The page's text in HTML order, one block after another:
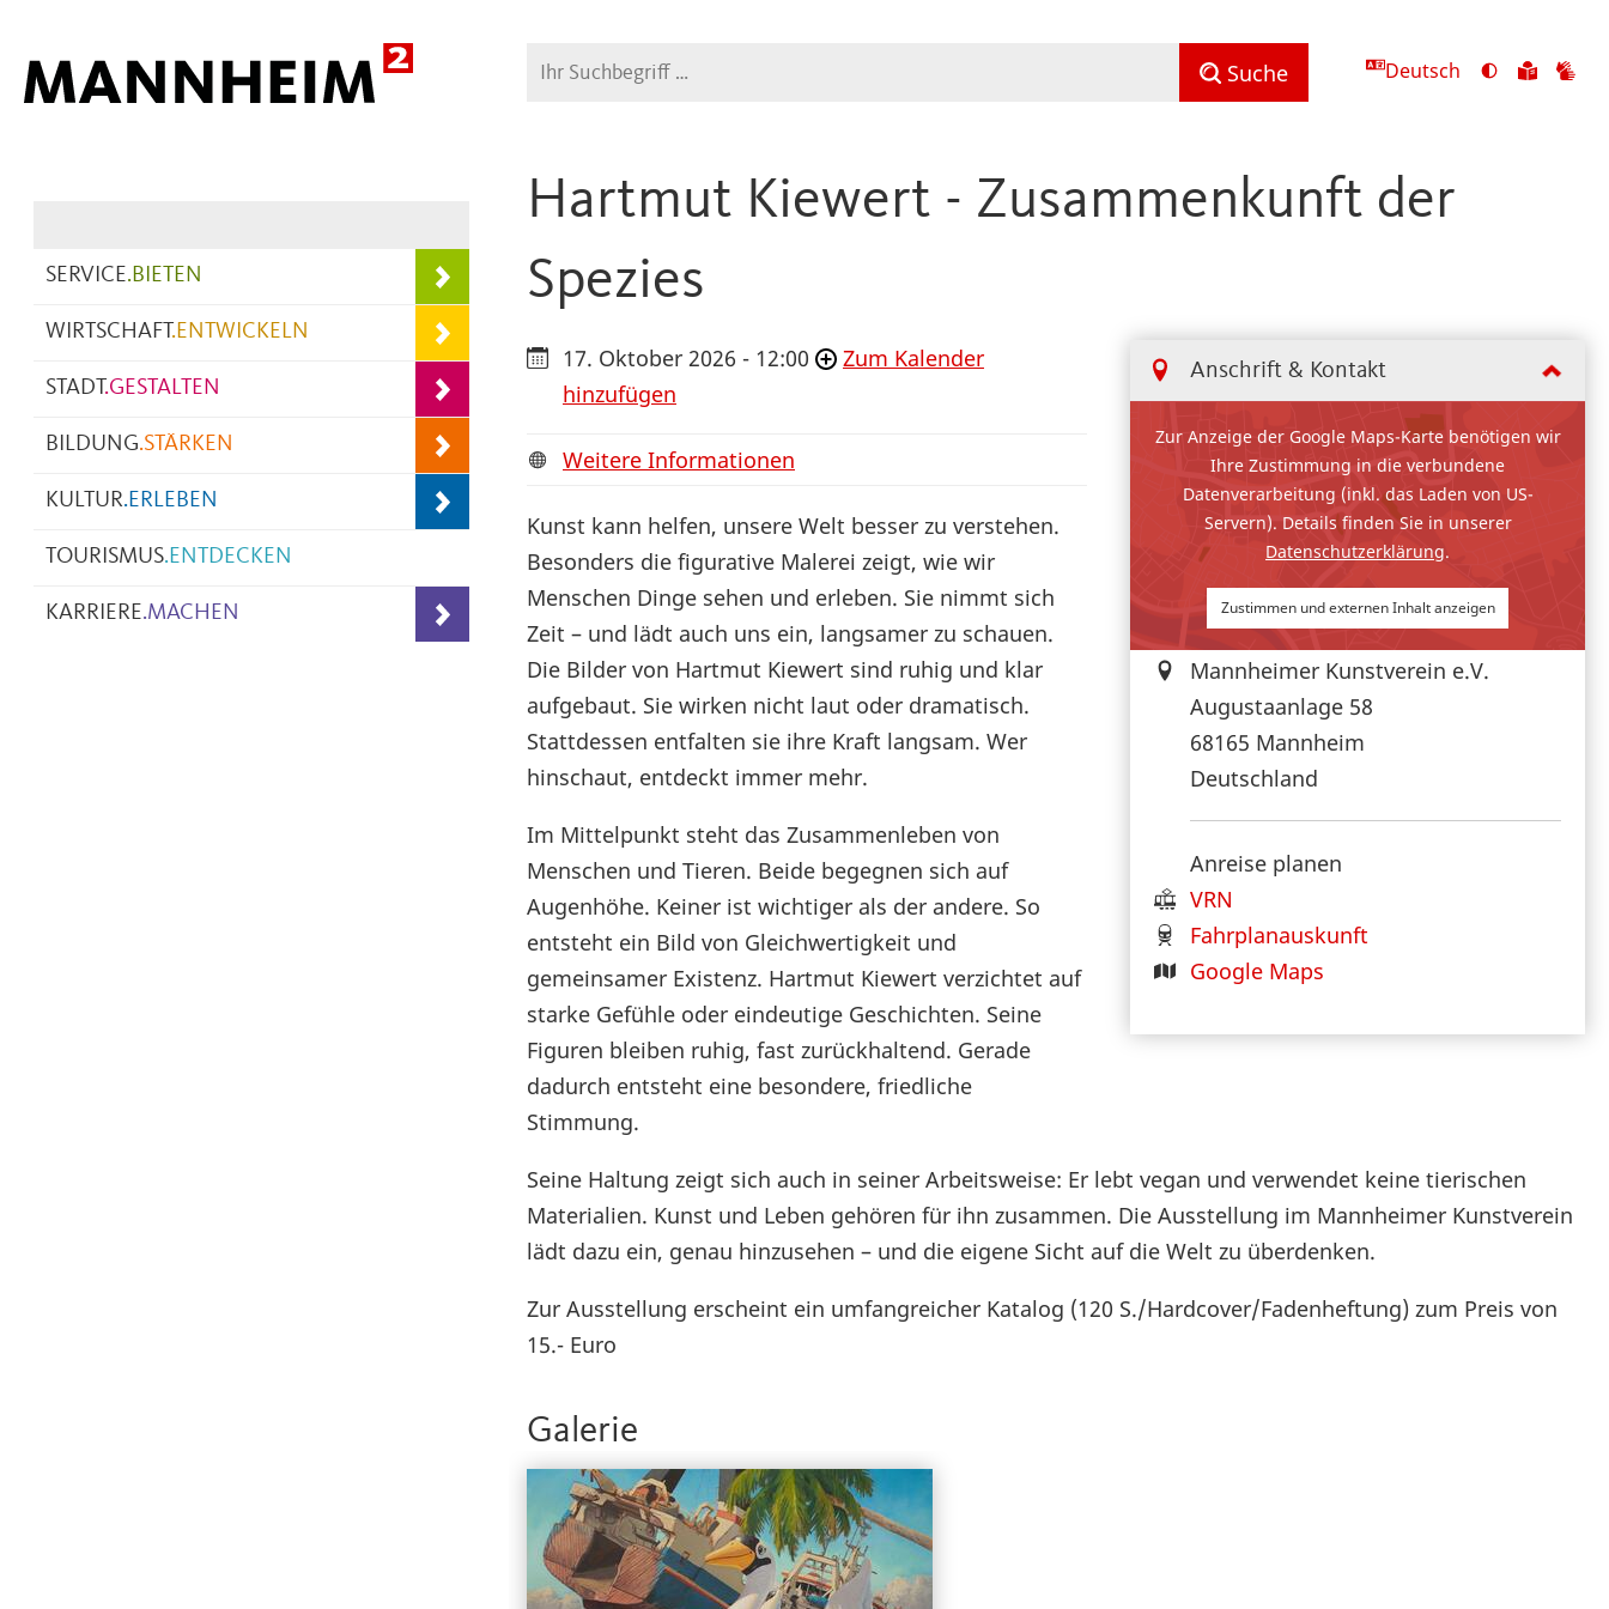
Suche Suche Deutsch
Ansicht
Zu
SERVICE.BIETEN
WIRTSCHAFT.ENTWICKELN
STADT.GESTALTEN
BILDUNG.STÄRKEN
KULTUR.ERLEBEN
TOURISMUS.ENTDECKEN
KARRIERE.MACHEN
Hartmut Kiewert - Zusammenkunft der
Spezies
Anschrift & Kontakt
Zur Anzeige der Google Maps-Karte benötigen wir
Ihre Zustimmung in die verbundene
Datenverarbeitung (inkl. das Laden von US-
Servern). Details finden Sie in unserer
Datenschutzerklärung.
Zustimmen und externen Inhalt anzeigen
Mannheimer Kunstverein e.V.
Augustaanlage 58
68165 Mannheim
Deutschland
Anreise planen
VRN
Fahrplanauskunft
Google Maps
17. Oktober 2026 - 12:00
Zum Kalender
hinzufügen
Weitere Informationen
Kunst kann helfen, unsere Welt besser zu verstehen.
Besonders die figurative Malerei zeigt, wie wir
Menschen Dinge sehen und erleben. Sie nimmt sich
Zeit – und lädt auch uns ein, langsamer zu schauen.
Die Bilder von Hartmut Kiewert sind ruhig und klar
aufgebaut. Sie wirken nicht laut oder dramatisch.
Stattdessen entfalten sie ihre Kraft langsam. Wer
hinschaut, entdeckt immer mehr.
Im Mittelpunkt steht das Zusammenleben von
Menschen und Tieren. Beide begegnen sich auf
Augenhöhe. Keiner ist wichtiger als der andere. So
entsteht ein Bild von Gleichwertigkeit und
gemeinsamer Existenz. Hartmut Kiewert verzichtet auf
starke Gefühle oder eindeutige Geschichten. Seine
Figuren bleiben ruhig, fast zurückhaltend. Gerade
dadurch entsteht eine besondere, friedliche
Stimmung.
Seine Haltung zeigt sich auch in seiner Arbeitsweise: Er lebt vegan und verwendet keine tierischen
Materialien. Kunst und Leben gehören für ihn zusammen. Die Ausstellung im Mannheimer Kunstverein
lädt dazu ein, genau hinzusehen – und die eigene Sicht auf die Welt zu überdenken.
Zur Ausstellung erscheint ein umfangreicher Katalog (120 S./Hardcover/Fadenheftung) zum Preis von
15.- Euro
Galerie